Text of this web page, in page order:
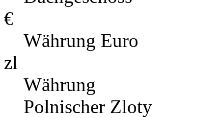
€
Währung Euro
zl
Währung
Polnischer Zloty